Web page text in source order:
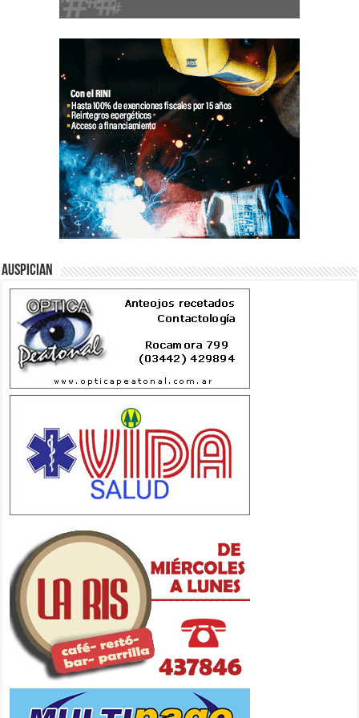
Auspician